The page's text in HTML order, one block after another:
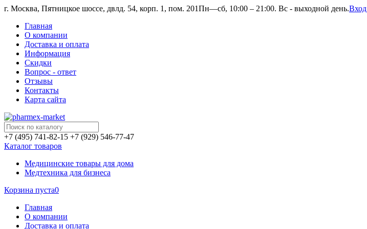
г. Москва, Пятницкое шоссе, двлд. 54, корп. 1, пом. 201Пн—сб, 10:00 – 21:00. Вс - выходной день.Вход
Главная
О компании
Доставка и оплата
Информация
Скидки
Вопрос - ответ
Отзывы
Контакты
Карта сайта
+7 (495) 741-82-15 +7 (929) 546-77-47
Каталог товаров
Медицинские товары для дома
Медтехника для бизнеса
Корзина пуста0
Главная
О компании
Доставка и оплата